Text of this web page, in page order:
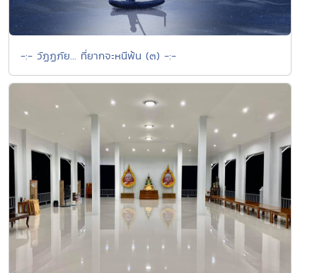
-:- วัฏฏภัย... ที่ยากจะหนีพ้น (๓) -:-